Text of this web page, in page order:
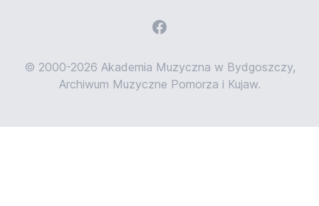
© 2000-2026 Akademia Muzyczna w Bydgoszczy,
Archiwum Muzyczne Pomorza i Kujaw.